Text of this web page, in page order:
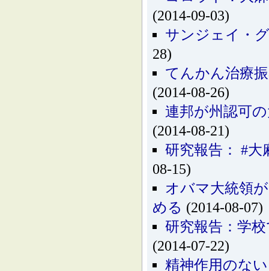
(2014-09-03)
サンジェイ・
28)
てんかん治療
(2014-08-26)
連邦が州認可
(2014-08-21)
研究報告： #
08-15)
オバマ大統領
める (2014-08-07)
研究報告：学
(2014-07-22)
精神作用のな